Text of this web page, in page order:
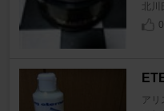
北川
0
アリ